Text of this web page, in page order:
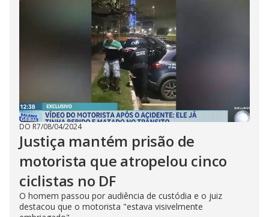
DO R7/08/04/2024
Justiça mantém prisão de
motorista que atropelou cinco
ciclistas no DF
O homem passou por audiência de custódia e o juiz
destacou que o motorista "estava visivelmente